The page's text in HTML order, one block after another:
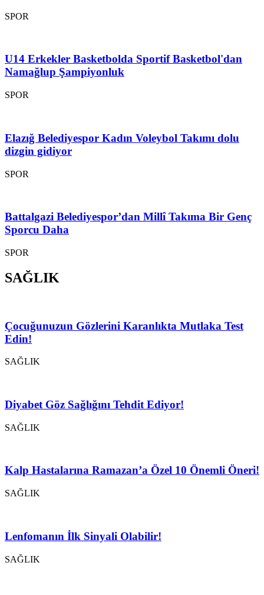
SPOR
U14 Erkekler Basketbolda Sportif Basketbol'dan
Namağlup Şampiyonluk
SPOR
Elazığ Belediyespor Kadın Voleybol Takımı dolu
dizgin gidiyor
SPOR
Battalgazi Belediyespor’dan Millî Takıma Bir Genç
Sporcu Daha
SPOR
SAĞLIK
Çocuğunuzun Gözlerini Karanlıkta Mutlaka Test
Edin!
SAĞLIK
Diyabet Göz Sağlığını Tehdit Ediyor!
SAĞLIK
Kalp Hastalarına Ramazan’a Özel 10 Önemli Öneri!
SAĞLIK
Lenfomanın İlk Sinyali Olabilir!
SAĞLIK